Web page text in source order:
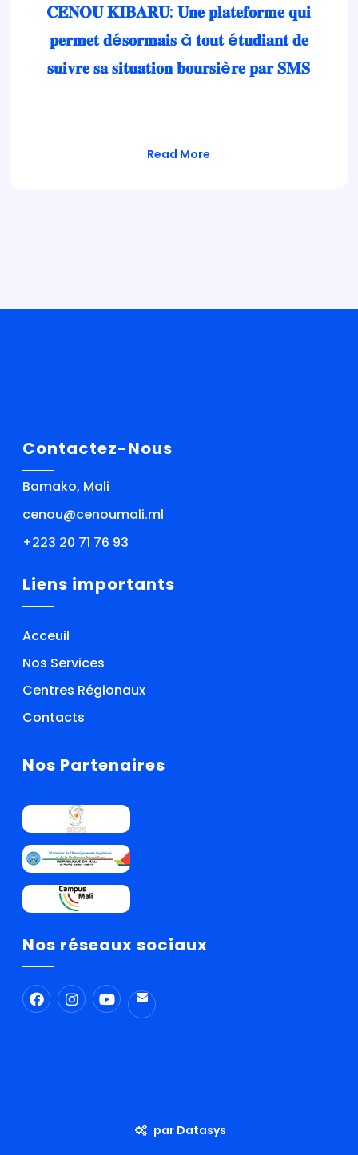
𝐂𝐄𝐍𝐎𝐔 𝐊𝐈𝐁𝐀𝐑𝐔: 𝐔𝐧𝐞 𝐩𝐥𝐚𝐭𝐞𝐟𝐨𝐫𝐦𝐞 𝐪𝐮𝐢
𝐩𝐞𝐫𝐦𝐞𝐭 𝐝é𝐬𝐨𝐫𝐦𝐚𝐢𝐬 à 𝐭𝐨𝐮𝐭 é𝐭𝐮𝐝𝐢𝐚𝐧𝐭 𝐝𝐞
𝐬𝐮𝐢𝐯𝐫𝐞 𝐬𝐚 𝐬𝐢𝐭𝐮𝐚𝐭𝐢𝐨𝐧 𝐛𝐨𝐮𝐫𝐬𝐢è𝐫𝐞 𝐩𝐚𝐫 𝐒𝐌𝐒
Read More
Contactez-Nous
Bamako, Mali
cenou@cenoumali.ml
+223 20 71 76 93
Liens importants
Acceuil
Nos Services
Centres Régionaux
Contacts
Nos Partenaires
Nos réseaux sociaux
par Datasys